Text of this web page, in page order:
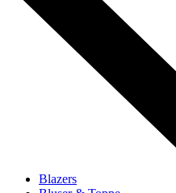
Blazers